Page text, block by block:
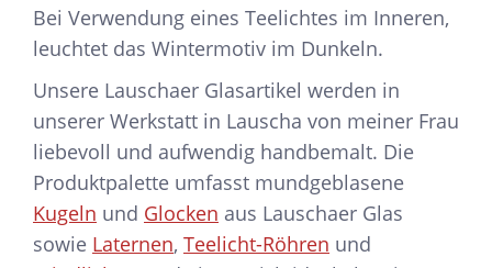
Bei Verwendung eines Teelichtes im Inneren,
leuchtet das Wintermotiv im Dunkeln.
Unsere Lauschaer Glasartikel werden in
unserer Werkstatt in Lauscha von meiner Frau
liebevoll und aufwendig handbemalt. Die
Produktpalette umfasst mundgeblasene
Kugeln und Glocken aus Lauschaer Glas
sowie Laternen, Teelicht-Röhren und